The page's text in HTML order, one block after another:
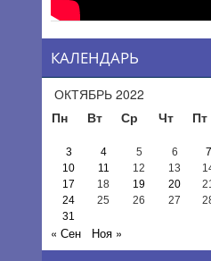
КАЛЕНДАРЬ
ОКТЯБРЬ 2022
Пн
Вт Ср Чт Пт
3
4 5 6 7
10
11 12 13
17
18 19 20
24
25 26 27
31
« Сен Ноя »